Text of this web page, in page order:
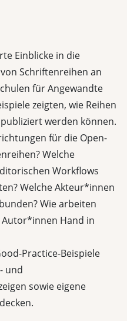
Einblicke in die
Schriftenreihen an
für Angewandte
zeigten, wie Reihen
werden können.
für die Open-
Welche
Workflows
Welche Akteur*innen
Wie arbeiten
Hand in
Practice-Beispiele
und
sowie eigene